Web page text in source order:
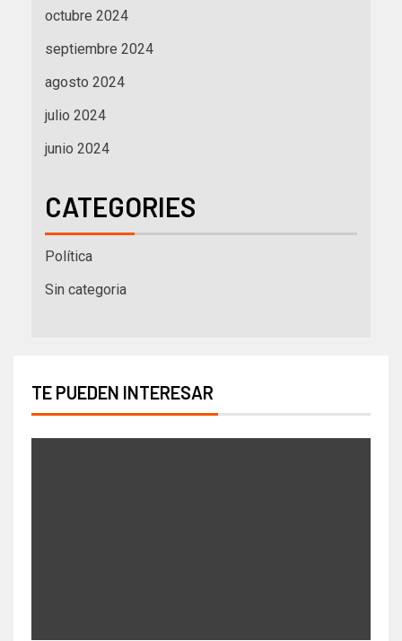
octubre 2024
septiembre 2024
agosto 2024
julio 2024
junio 2024
CATEGORIES
Política
Sin categoria
TE PUEDEN INTERESAR